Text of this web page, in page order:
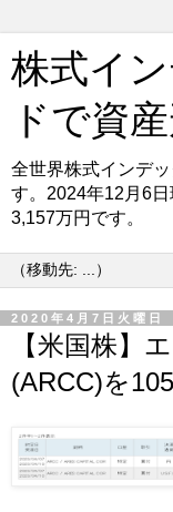
株式イ
ドで資
全世界株式インデ
す。2024年12月6
3,157万円です。
2020年4月7日火曜日
【米国株】
(ARCC)を